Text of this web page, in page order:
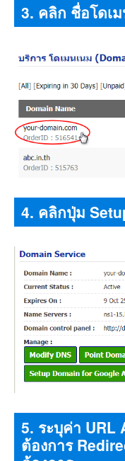
3. คลิก ชื่อโดเ
4. คลิกปุ่ม
5. ระบุค่า URL
ต้องการ